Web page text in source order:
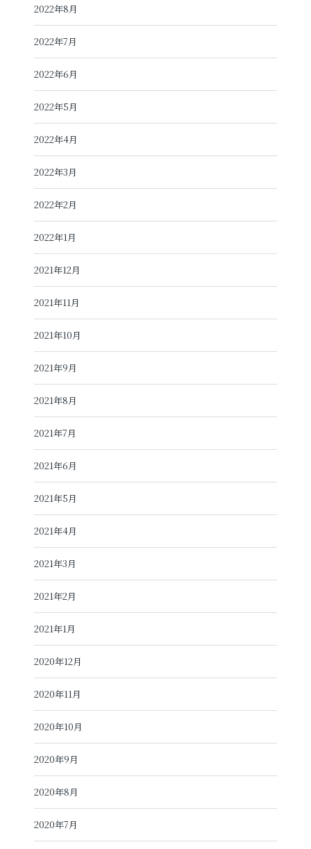
2022年8月
2022年7月
2022年6月
2022年5月
2022年4月
2022年3月
2022年2月
2022年1月
2021年12月
2021年11月
2021年10月
2021年9月
2021年8月
2021年7月
2021年6月
2021年5月
2021年4月
2021年3月
2021年2月
2021年1月
2020年12月
2020年11月
2020年10月
2020年9月
2020年8月
2020年7月